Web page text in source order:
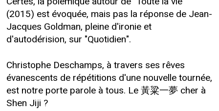
(2015) est évoquée, mais pas la réponse de Jean-
Jacques Goldman, pleine d'ironie et
d'autodérision, sur "Quotidien".
Christophe Deschamps, à travers ses rêves
évanescents de répétitions d'une nouvelle tournée,
est notre porte parole à tous. Le 黃粱一夢 cher à
Shen Jiji ?